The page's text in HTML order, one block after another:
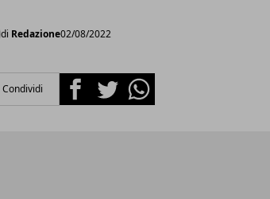
di Redazione02/08/2022
Condividi FacebookTwitterWhatsapp